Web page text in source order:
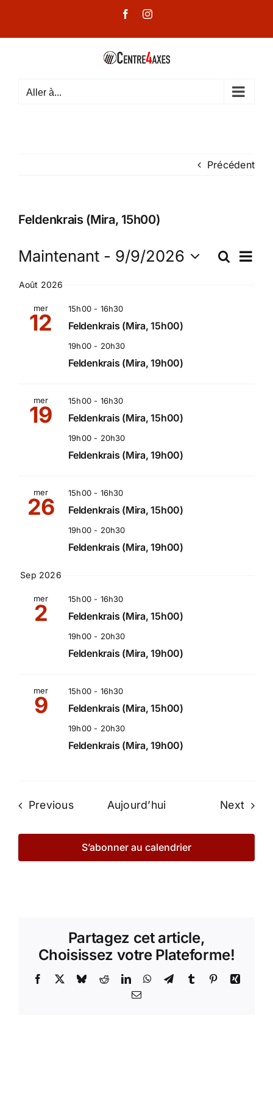
contenu
FacebookInstagram
Aller à...
Précédent
Feldenkrais (Mira, 15h00)
Maintenant - 9/9/2026
date.
Août 2026
mer
12
15h00- 16h30
Feldenkrais (Mira, 15h00)
19h00- 20h30
Feldenkrais (Mira, 19h00)
mer
19
15h00- 16h30
Feldenkrais (Mira, 15h00)
19h00- 20h30
Feldenkrais (Mira, 19h00)
mer
26
15h00- 16h30
Feldenkrais (Mira, 15h00)
19h00- 20h30
Feldenkrais (Mira, 19h00)
Sep 2026
mer
2
15h00- 16h30
Feldenkrais (Mira, 15h00)
19h00- 20h30
Feldenkrais (Mira, 19h00)
mer
9
15h00- 16h30
Feldenkrais (Mira, 15h00)
19h00- 20h30
Feldenkrais (Mira, 19h00)
PreviousÉvènementsAujourd’hui Next
S’abonner au calendrier
Partagez cet article,
Choisissez votre Plateforme!
Facebook BlueskyRedditLinkedInWhatsApp
TelegramTumblr PinterestXing
Email